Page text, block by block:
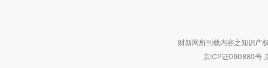
财新网所刊载内容之知识产
京ICP证090880号